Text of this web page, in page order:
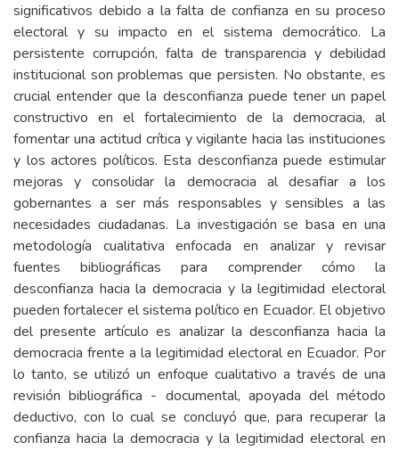
significativos debido a la falta de confianza en su proceso
electoral y su impacto en el sistema democrático. La
persistente corrupción, falta de transparencia y debilidad
institucional son problemas que persisten. No obstante, es
crucial entender que la desconfianza puede tener un papel
constructivo en el fortalecimiento de la democracia, al
fomentar una actitud crítica y vigilante hacia las instituciones
y los actores políticos. Esta desconfianza puede estimular
mejoras y consolidar la democracia al desafiar a los
gobernantes a ser más responsables y sensibles a las
necesidades ciudadanas. La investigación se basa en una
metodología cualitativa enfocada en analizar y revisar
fuentes bibliográficas para comprender cómo la
desconfianza hacia la democracia y la legitimidad electoral
pueden fortalecer el sistema político en Ecuador. El objetivo
del presente artículo es analizar la desconfianza hacia la
democracia frente a la legitimidad electoral en Ecuador. Por
lo tanto, se utilizó un enfoque cualitativo a través de una
revisión bibliográfica - documental, apoyada del método
deductivo, con lo cual se concluyó que, para recuperar la
confianza hacia la democracia y la legitimidad electoral en